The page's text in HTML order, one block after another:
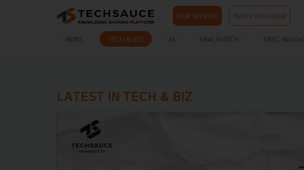
OUR SERVICE INNOV PROGRAM
NEWS TECH & BIZ AI HEALTHTECH EXEC
LATEST IN TECH & BIZ